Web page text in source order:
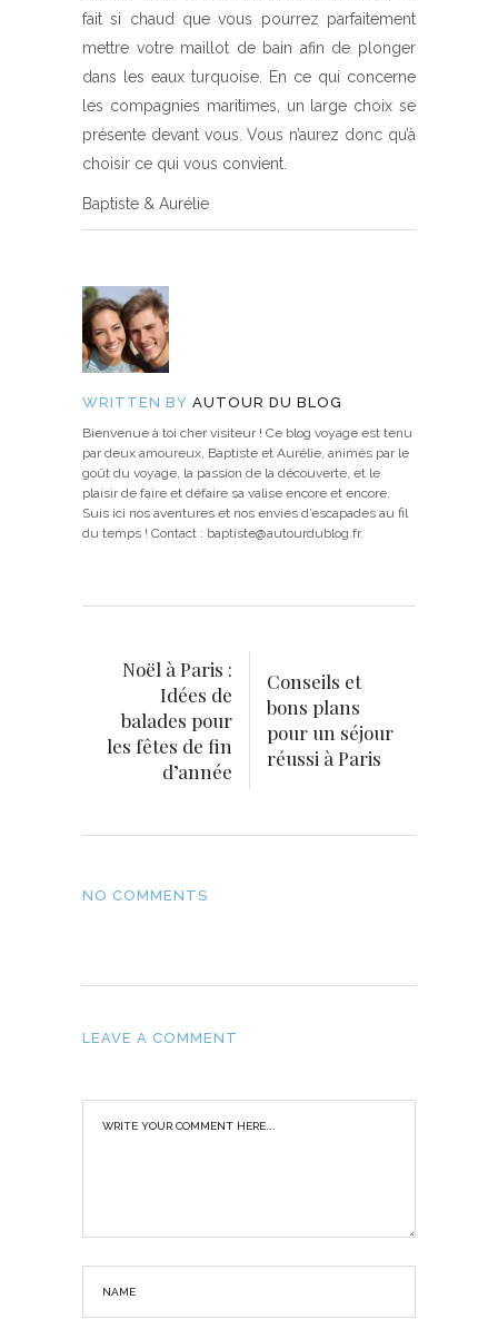
fait si chaud que vous pourrez parfaitement
mettre votre maillot de bain afin de plonger
dans les eaux turquoise. En ce qui concerne
les compagnies maritimes, un large choix se
présente devant vous. Vous n’aurez donc qu’à
choisir ce qui vous convient.
Baptiste & Aurélie
WRITTEN BY AUTOUR DU BLOG
Bienvenue à toi cher visiteur ! Ce blog voyage est tenu
par deux amoureux, Baptiste et Aurélie, animés par le
goût du voyage, la passion de la découverte, et le
plaisir de faire et défaire sa valise encore et encore.
Suis ici nos aventures et nos envies d’escapades au fil
du temps ! Contact : baptiste@autourdublog.fr.
Noël à Paris :
Idées de
balades pour
les fêtes de fin
d’année
Conseils et
bons plans
pour un séjour
réussi à Paris
NO COMMENTS
LEAVE A COMMENT